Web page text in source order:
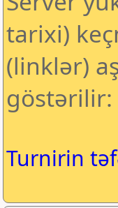
tarixi)
(linklər)
göstərilir:
Turnirin